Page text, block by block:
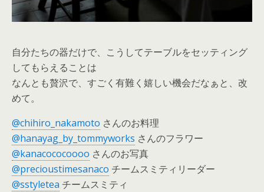
自分たちの器だけで、こうしてテーブルをセッティング
してもらえることは
なんとも贅沢で、すごく有難く嬉しい機会だなぁと、改
めて。
@chihiro_nakamoto さんのお料理
@hanayag_by_tommyworks さんのフラワー
@kanacococoooo さんのお写真
@precioustimesanaco チームスミティリーダー
@sstyletea チームスミティ